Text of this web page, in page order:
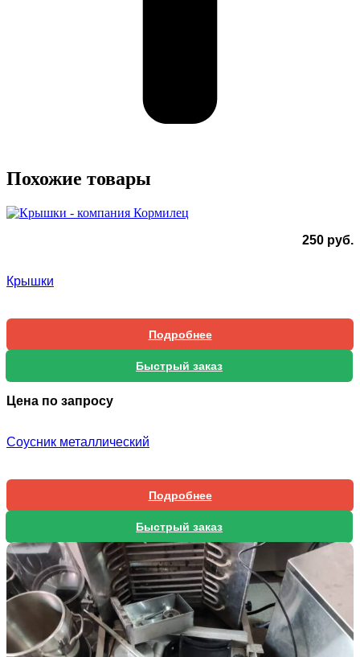
Похожие товары
250 руб.
Крышки
Подробнее
Быстрый заказ
Цена по запросу
Соусник металлический
Подробнее
Быстрый заказ